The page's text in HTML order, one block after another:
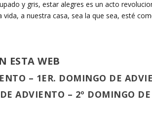
y gris, estar alegres es un acto
a nuestra casa, sea la que sea, esté
ESTA WEB
– 1ER. DOMINGO DE
ADVIENTO – 2º DOMINGO